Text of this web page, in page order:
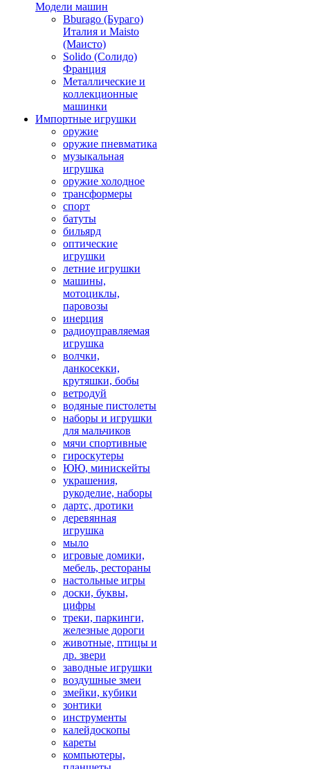
Модели машин
Bburago (Бураго)
Италия и Maisto
(Маисто)
Solido (Солидо)
Франция
Металлические и
коллекционные
машинки
Импортные игрушки
оружие
оружие пневматика
музыкальная
игрушка
оружие холодное
трансформеры
спорт
батуты
бильярд
оптические
игрушки
летние игрушки
машины,
мотоциклы,
паровозы
инерция
радиоуправляемая
игрушка
волчки,
данкосекки,
крутяшки, бобы
ветродуй
водяные пистолеты
наборы и игрушки
для мальчиков
мячи спортивные
гироскутеры
ЮЮ, минискейты
украшения,
рукоделие, наборы
дартс, дротики
деревянная
игрушка
мыло
игровые домики,
мебель, рестораны
настольные игры
доски, буквы,
цифры
треки, паркинги,
железные дороги
животные, птицы и
др. звери
заводные игрушки
воздушные змеи
змейки, кубики
зонтики
инструменты
калейдоскопы
кареты
компьютеры,